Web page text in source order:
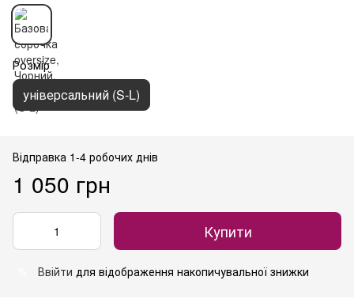
Розмір
універсальний (S-L)
Відправка 1-4 робочих днів
1 050 грн
Купити
Ввійти для відображення накопичувальної знижки